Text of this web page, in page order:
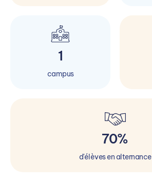
1
campus
70%
d'élèves en alternance